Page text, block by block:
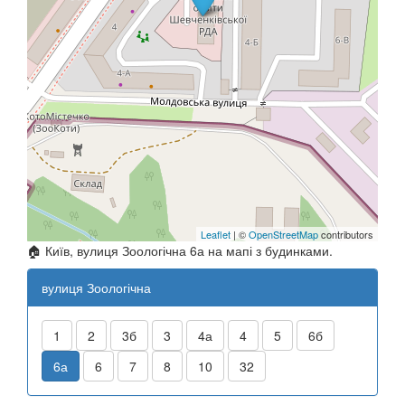
Leaflet | ©OpenStreetMapcontributors
🏠 Київ, вулиця Зоологічна 6а на мапі з будинками.
вулиця Зоологічна
1 2 3б 3 4а 4 5
6б
6а
6 7 8 10 32